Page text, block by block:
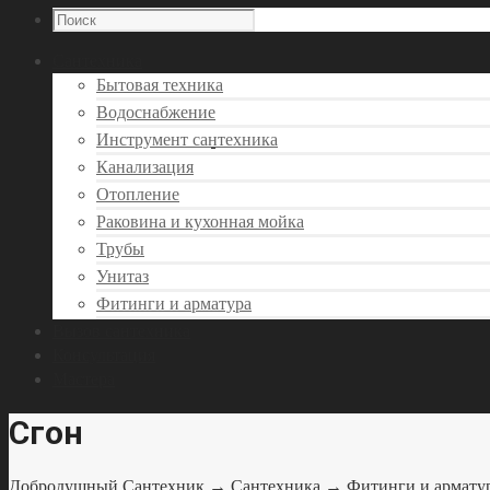
Бытовая техника
Водоснабжение
Инструмент сантехника
Канализация
Отопление
Раковина и кухонная мойка
Трубы
Унитаз
Фитинги и арматура
Сгон